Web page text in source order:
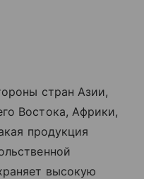
стран Азии,
Востока, Африки,
продукция
высокую